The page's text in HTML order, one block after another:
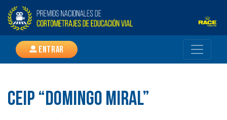
Entrar
CEIP “DOMINGO MIRAL”